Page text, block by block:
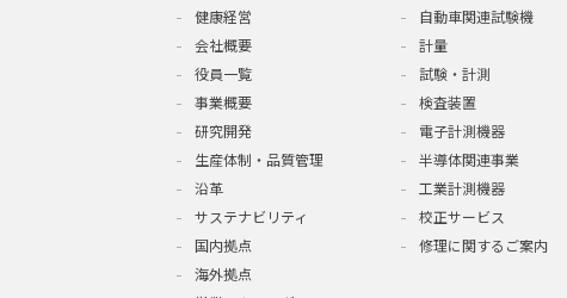
健康経営
会社概要
役員一覧
事業概要
研究開発
生産体制・品質管理
沿革
サステナビリティ
国内拠点
海外拠点
自動車関連試験機
計量
試験・計測
検査装置
電子計測機器
半導体関連事業
工業計測機器
校正サービス
修理に関するご案内